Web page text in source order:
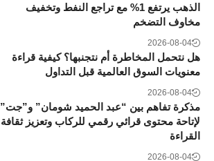
الذهب يرتفع 1% مع تراجع النفط وتخفيف
مخاوف التضخم
2026-08-04
هل نتحمل المخاطرة أم نتجنبها؟ كيفية قراءة
معنويات السوق العالمية قبل التداول
2026-08-04
مذكرة تفاهم بين “عبد الحميد شومان” و”جت”
لإتاحة محتوى قرائي رقمي للركاب وتعزيز ثقافة
القراءة
2026-08-04